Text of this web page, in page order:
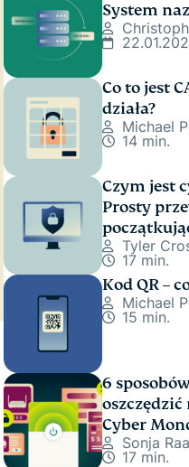
System
Co to jest
działa?
Michael
14 min.
Czym jest
Prosty
Tyler
17 min.
Kod QR –
Michael
15 min.
6
Cyber
Sonja
17 min.